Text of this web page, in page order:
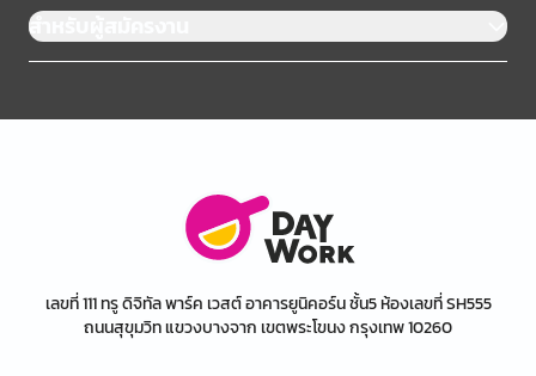
สำหรับผู้สมัครงาน
เลขที่ 111 ทรู ดิจิทัล พาร์ค เวสต์ อาคารยูนิคอร์น ชั้น5 ห้องเลขที่ SH555
ถนนสุขุมวิท แขวงบางจาก เขตพระโขนง กรุงเทพ 10260